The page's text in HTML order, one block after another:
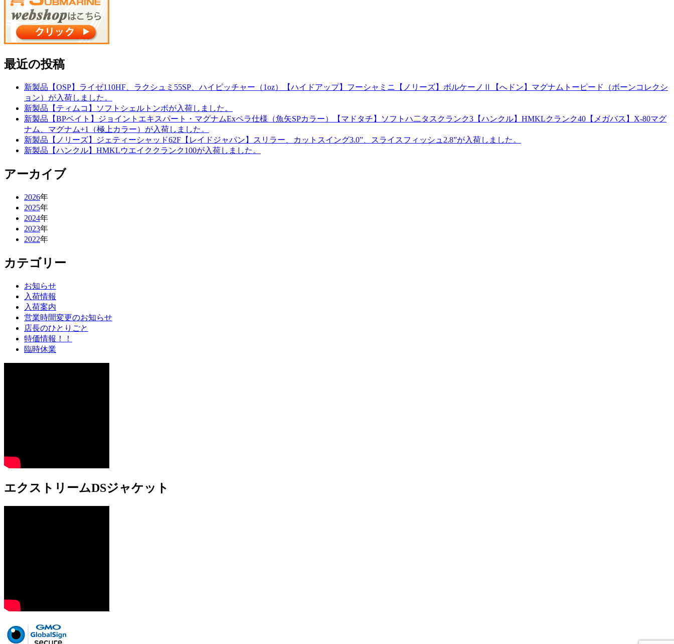
最近の投稿
新製品【OSP】ライゼ110HF、ラクシュミ55SP、ハイピッチャー（1oz）【ハイドアップ】フーシャミニ【ノリーズ】ボルケーノⅡ【へドン】マグナムトーピード（ボーンコレクシ
ョン）が入荷しました。
新製品【ティムコ】ソフトシェルトンボが入荷しました。
新製品【BPベイト】ジョイントエキスパート・マグナムExペラ仕様（魚矢SPカラー）【マドタチ】ソフトハ二タスクランク3【ハンクル】HMKLクランク40【メガバス】X-80マグ
ナム、マグナム+1（極上カラー）が入荷しました。
新製品【ノリーズ】ジェティーシャッド62F【レイドジャパン】スリラー、カットスイング3.0”、スライスフィッシュ2.8”が入荷しました。
新製品【ハンクル】HMKLウエイククランク100が入荷しました。
アーカイブ
2026年
2025年
2024年
2023年
2022年
カテゴリー
お知らせ
入荷情報
入荷案内
営業時間変更のお知らせ
店長のひとりごと
特価情報！！
臨時休業
エクストリームDSジャケット